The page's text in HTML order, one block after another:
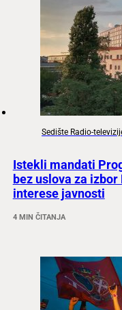
Sedište Radio-
Istekli mandati
bez uslova za
interese javnosti
4 MIN ČITANJA